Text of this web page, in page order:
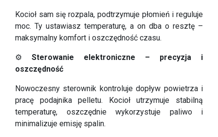
Kocioł sam się rozpala, podtrzymuje płomień i reguluje
moc. Ty ustawiasz temperaturę, a on dba o resztę –
maksymalny komfort i oszczędność czasu.
⚙ Sterowanie elektroniczne – precyzja i
oszczędność
Nowoczesny sterownik kontroluje dopływ powietrza i
pracę podajnika pelletu. Kocioł utrzymuje stabilną
temperaturę, oszczędnie wykorzystuje paliwo i
minimalizuje emisję spalin.